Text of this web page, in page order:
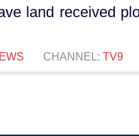
land received
CHANNEL: TV9